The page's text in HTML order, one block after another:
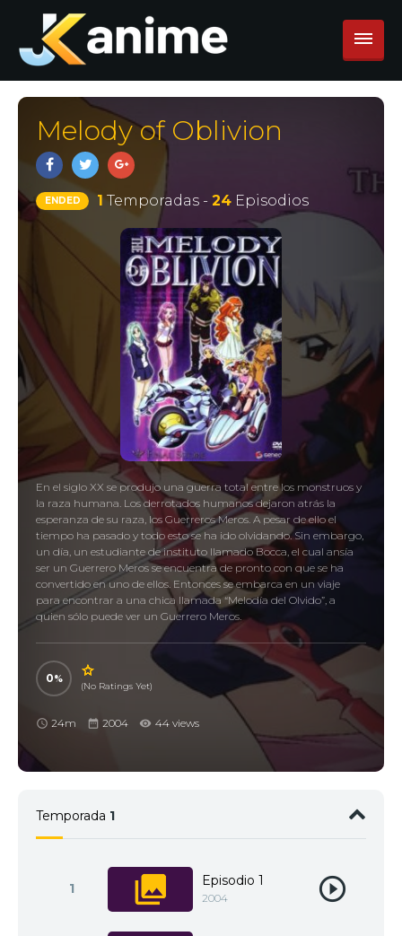
Melody of Oblivion
ENDED 1Temporadas - 24Episodios
En el siglo XX se produjo una guerra total entre los monstruos y
la raza humana. Los derrotados humanos dejaron atrás la
esperanza de su raza, los Guerreros Meros. A pesar de ello el
tiempo ha pasado y todo esto se ha ido olvidando. Sin embargo,
un día, un estudiante de instituto llamado Bocca, el cual ansía
ser un Guerrero Meros se encuentra de pronto con que se ha
convertido en uno de ellos. Entonces se embarca en un viaje
para encontrar a una chica llamada “Melodía del Olvido”, a
quien sólo puede ver un Guerrero Meros.
0
(No Ratings Yet)
24m 2004 44 views
Temporada 1
1 Episodio 1
2004